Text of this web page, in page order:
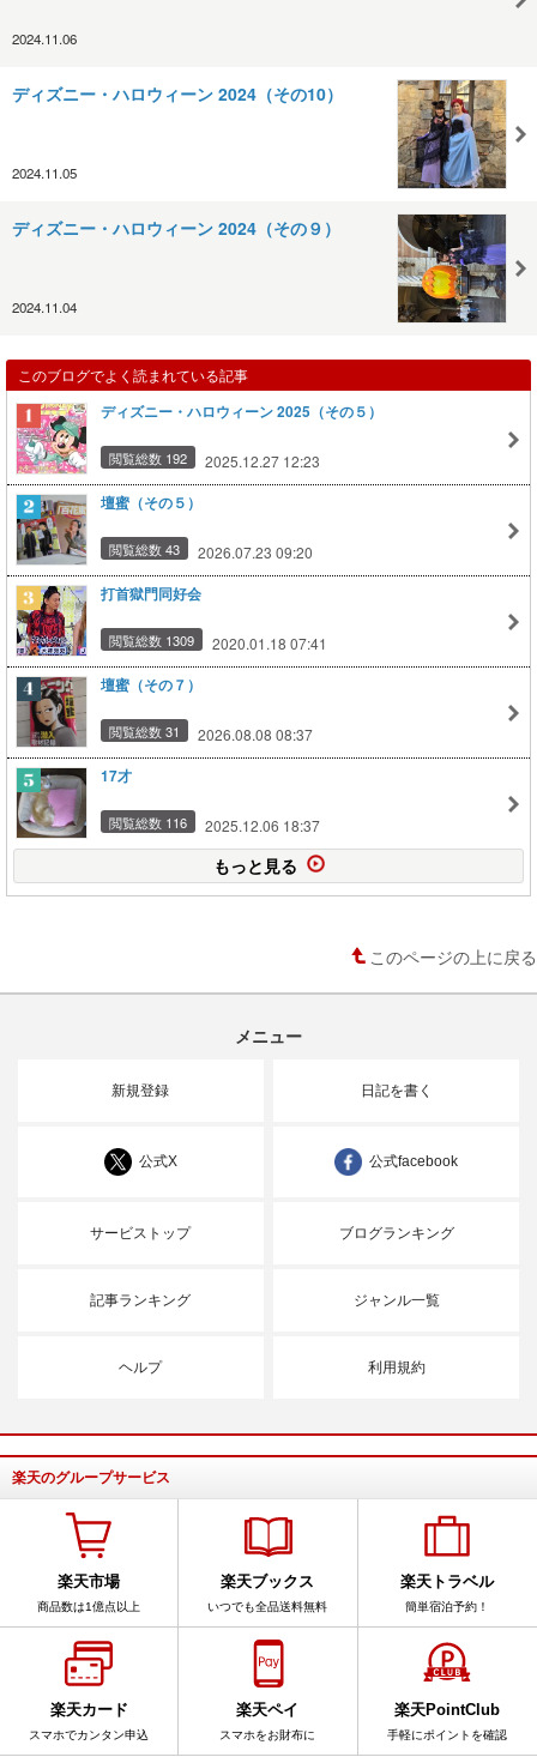
2024.11.06
ディズニー・ハロウィーン 2024（その10）
2024.11.05
ディズニー・ハロウィーン 2024（その９）
2024.11.04
このブログでよく読まれている記事
ディズニー・ハロウィーン 2025（その５）
閲覧総数 192 2025.12.27 12:23
壇蜜（その５）
閲覧総数 43 2026.07.23 09:20
打首獄門同好会
閲覧総数 1309 2020.01.18 07:41
壇蜜（その７）
閲覧総数 31 2026.08.08 08:37
17才
閲覧総数 116 2025.12.06 18:37
もっと見る
このページの上に戻る
メニュー
新規登録 日記を書く
公式X 公式facebook
サービストップ ブログランキング
記事ランキング ジャンル一覧
ヘルプ 利用規約
楽天のグループサービス
楽天市場
商品数は1億点以上
楽天ブックス
いつでも全品送料無料
楽天トラベル
簡単宿泊予約！
楽天カード
スマホでカンタン申込
楽天ペイ
スマホをお財布に
楽天PointClub
手軽にポイントを確認